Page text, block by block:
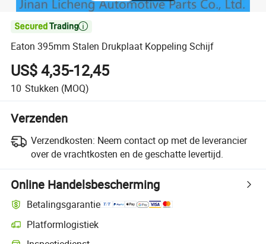

Eaton 395mm Stalen Drukplaat Koppeling Schijf
US$ 4,35-12,45
10 Stukken (MOQ)
Verzenden
Verzendkosten: Neem contact op met de leverancier
over de vrachtkosten en de geschatte levertijd.
Online Handelsbescherming
Betalingsgarantie
Platformlogistiek
Duidelijker zendingtracking met platformondersteunde logistiek